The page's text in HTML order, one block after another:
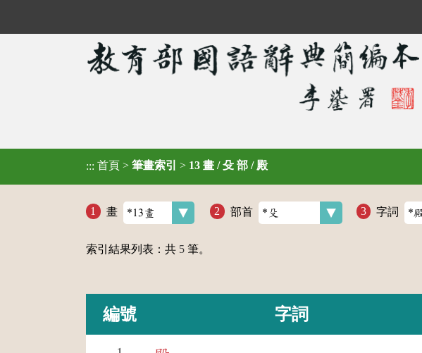
::: 首頁 > 筆畫索引 > 13 畫 / 殳 部 / 殿
畫 部首 字詞
索引結果列表：共 5 筆。
編號 字詞